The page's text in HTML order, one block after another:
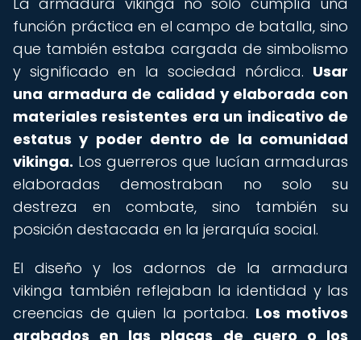
función práctica en el campo de batalla, sino
que también estaba cargada de simbolismo
y significado en la sociedad nórdica. Usar
una armadura de calidad y elaborada con
materiales resistentes era un indicativo de
estatus y poder dentro de la comunidad
vikinga. Los guerreros que lucían armaduras
elaboradas demostraban no solo su
destreza en combate, sino también su
posición destacada en la jerarquía social.
El diseño y los adornos de la armadura
vikinga también reflejaban la identidad y las
creencias de quien la portaba. Los motivos
grabados en las placas de cuero o los